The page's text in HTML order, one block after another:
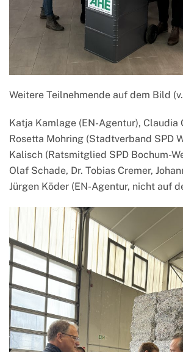
Weitere Teilnehmende auf dem Bild
Katja Kamlage (EN-Agentur), Claudia
Rosetta Mohring (Stadtverband SPD
Kalisch (Ratsmitglied SPD Bochum-
Olaf Schade, Dr. Tobias Cremer,
Jürgen Köder (EN-Agentur, nicht auf